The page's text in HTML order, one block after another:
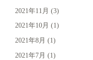
2021年11月 (3)
2021年10月 (1)
2021年8月 (1)
2021年7月 (1)